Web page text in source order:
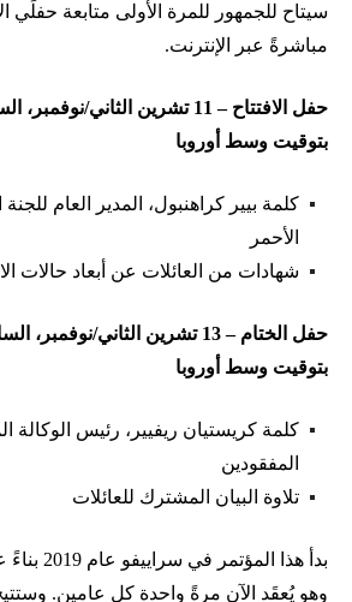
سيتاح للجمهور للمرة الأولى متابعة حفلَي
مباشرةً عبر الإنترنت.
بتوقيت وسط أوروبا
كلمة بيير كراهنبول، المدير العام
الأحمر
شهادات من العائلات عن أبعاد حالات
بتوقيت وسط أوروبا
كلمة كريستيان ريفيير، رئيس الوكالة
المفقودين
تلاوة البيان المشترك للعائلات
بدأ هذا
وهو يُعقَد الآن مرةً واحدة كل عامين.